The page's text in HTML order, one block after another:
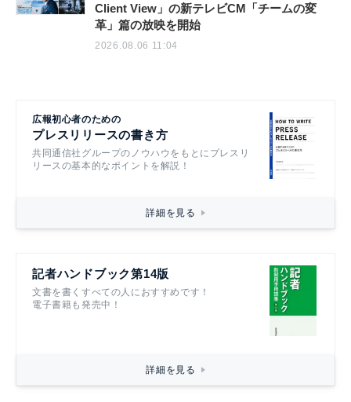
Client View」の新テレビCM「チームの変
革」篇の放映を開始
2026.08.06 11:04
広報初心者のための
プレスリリースの書き方
共同通信社グループのノウハウをもとにプレスリ
リースの基本的なポイントを解説！
詳細を見る
記者ハンドブック第14版
文書を書くすべての人におすすめです！
電子書籍も発売中！
詳細を見る